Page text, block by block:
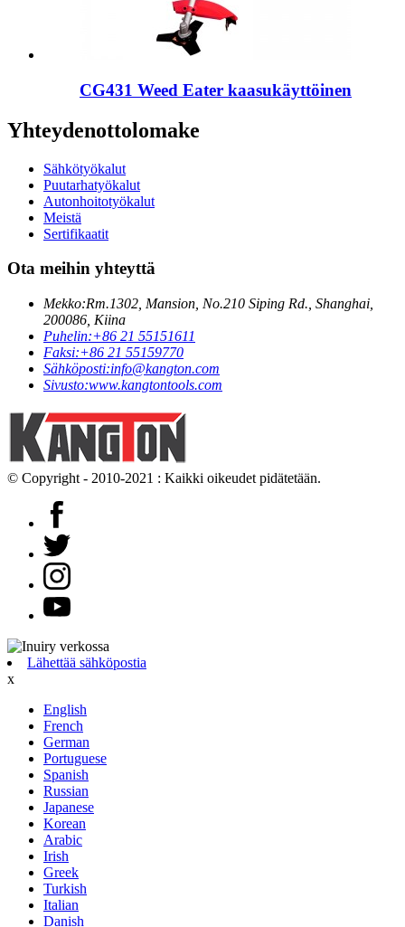
CG431 Weed Eater kaasukäyttöinen
Yhteydenottolomake
Sähkötyökalut
Puutarhatyökalut
Autonhoitotyökalut
Meistä
Sertifikaatit
Ota meihin yhteyttä
Mekko:Rm.1302, Mansion, No.210 Siping Rd., Shanghai,
200086, Kiina
Puhelin:+86 21 55151611
Faksi:+86 21 55159770
Sähköposti:info@kangton.com
Sivusto:www.kangtontools.com
© Copyright - 2010-2021 : Kaikki oikeudet pidätetään.
Lähettää sähköpostia
x
English
French
German
Portuguese
Spanish
Russian
Japanese
Korean
Arabic
Irish
Greek
Turkish
Italian
Danish